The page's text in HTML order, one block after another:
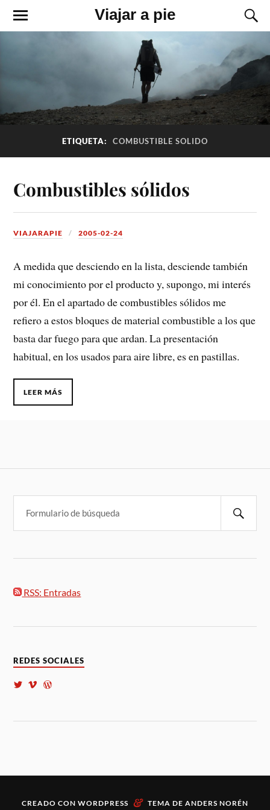
Viajar a pie
ETIQUETA: COMBUSTIBLE SOLIDO
Combustibles sólidos
VIAJARAPIE 2005-02-24
A medida que desciendo en la lista, desciende también
mi conocimiento por el producto y, supongo, mi interés
por él. En el apartado de combustibles sólidos me
refiero a estos bloques de material combustible a los que
basta dar fuego para que ardan. La presentación
habitual, en los usados para aire libre, es en pastillas.
LEER MÁS
RSS: Entradas
REDES SOCIALES
CREADO CON WORDPRESS & TEMA DE ANDERS NORÉN